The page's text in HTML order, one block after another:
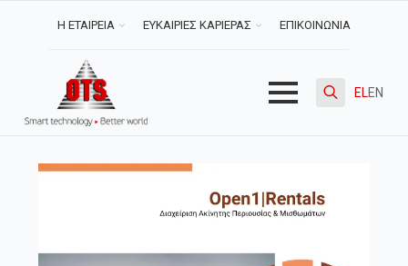
Η ΕΤΑΙΡΕΙΑ ΕΥΚΑΙΡΙΕΣ ΚΑΡΙΕΡΑΣ ΕΠΙΚΟΙΝΩΝΙΑ
ELEN